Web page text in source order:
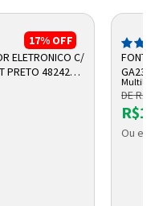
17% OFF
ELETRONICO C/
PRETO 4824205
FONTE
GA230 -
DE R$
Ou em